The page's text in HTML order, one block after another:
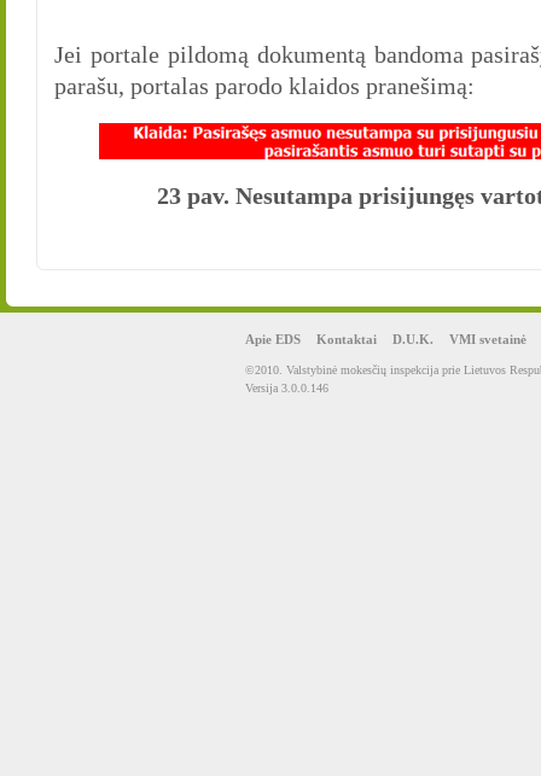
Jei portale pildomą dokumentą bandoma
parašu, portalas parodo klaidos pranešimą:
23 pav. Nesutampa prisijungęs
Apie EDS Kontaktai D.U.K. VMI svetainė
©2010. Valstybinė mokesčių inspekcija prie Lietuvos
Versija 3.0.0.146